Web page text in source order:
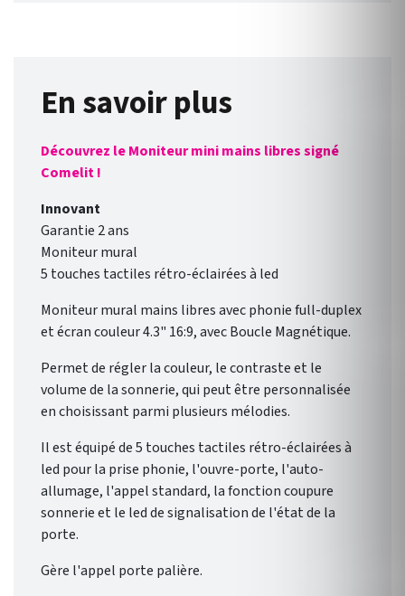
En savoir plus
Découvrez le Moniteur mini mains libres signé
Comelit !
Innovant
Garantie 2 ans
Moniteur mural
5 touches tactiles rétro-éclairées à led
Moniteur mural mains libres avec phonie full-duplex
et écran couleur 4.3" 16:9, avec Boucle Magnétique.
Permet de régler la couleur, le contraste et le
volume de la sonnerie, qui peut être personnalisée
en choisissant parmi plusieurs mélodies.
Il est équipé de 5 touches tactiles rétro-éclairées à
led pour la prise phonie, l'ouvre-porte, l'auto-
allumage, l'appel standard, la fonction coupure
sonnerie et le led de signalisation de l'état de la
porte.
Gère l'appel porte palière.